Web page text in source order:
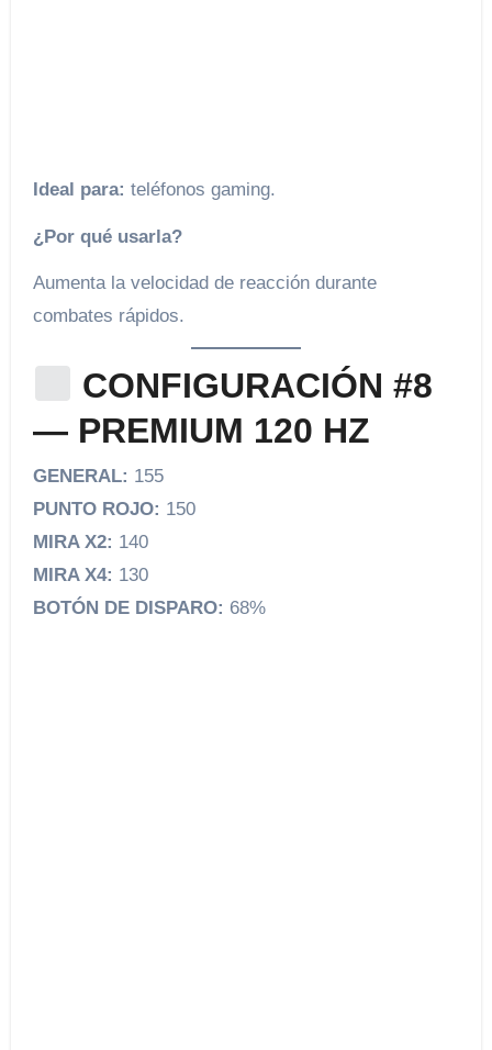
Ideal para: teléfonos gaming.
¿Por qué usarla?
Aumenta la velocidad de reacción durante
combates rápidos.
CONFIGURACIÓN #8
— PREMIUM 120 HZ
GENERAL: 155
PUNTO ROJO: 150
MIRA X2: 140
MIRA X4: 130
BOTÓN DE DISPARO: 68%